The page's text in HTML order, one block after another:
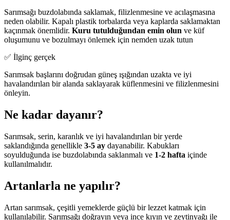
Sarımsağı buzdolabında saklamak, filizlenmesine ve acılaşmasına
neden olabilir. Kapalı plastik torbalarda veya kaplarda saklamaktan
kaçınmak önemlidir. Kuru tutulduğundan emin olun ve küf
oluşumunu ve bozulmayı önlemek için nemden uzak tutun
✅ İlginç gerçek
Sarımsak başlarını doğrudan güneş ışığından uzakta ve iyi
havalandırılan bir alanda saklayarak küflenmesini ve filizlenmesini
önleyin.
Ne kadar dayanır?
Sarımsak, serin, karanlık ve iyi havalandırılan bir yerde
saklandığında genellikle 3-5 ay dayanabilir. Kabukları
soyulduğunda ise buzdolabında saklanmalı ve 1-2 hafta içinde
kullanılmalıdır.
Artanlarla ne yapılır?
Artan sarımsak, çeşitli yemeklerde güçlü bir lezzet katmak için
kullanılabilir. Sarımsağı doğrayın veya ince kıyın ve zeytinyağı ile